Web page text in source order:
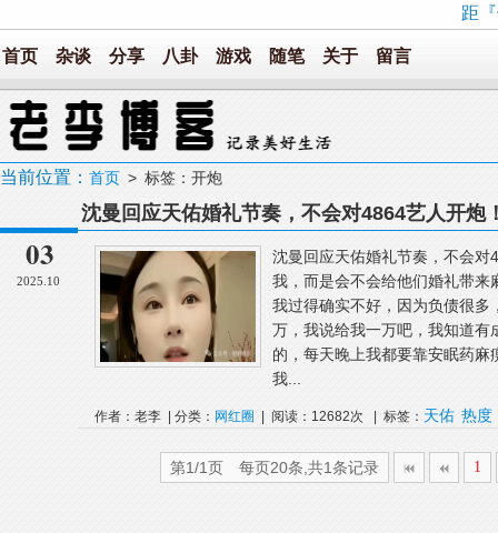
距
首页 杂谈 分享 八卦 游戏 随笔 关于 留言
当前位置： 首页 > 标签：开炮
03
2025.10
沈曼回应天佑婚礼节奏，不会对4864艺人开炮
货卖不出去，PK没人敢给你刷礼物！
沈曼回应天佑婚礼节奏，不会
我，而是会不会给他们婚礼带
我过得确实不好，因为负债很
万，我说给我一万吧，我知道
的，每天晚上我都要靠安眠药
我...
作者：老李 | 分类： 网红圈 | 阅读：12682次 | 标签： 天佑 热度
第1/1页 每页20条,共1条记录 1